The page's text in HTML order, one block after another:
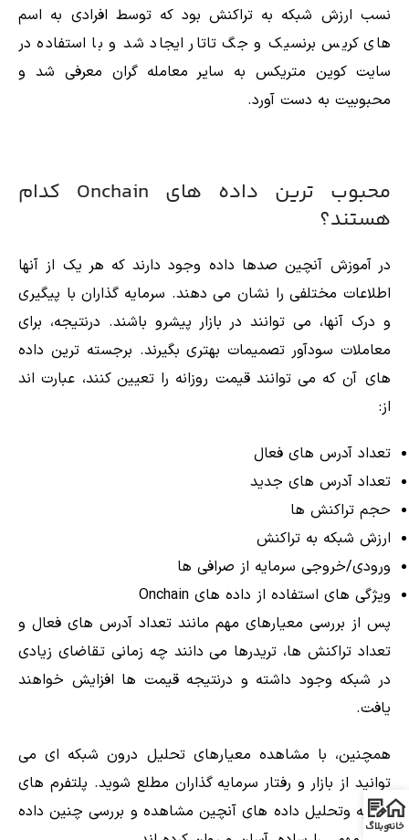
نسب ارزش شبکه به تراکنش بود که توسط افرادی به اسم
های کریس برنسیک و جگ تاتار ایجاد شد و با استفاده در
سایت کوین متریکس به سایر معامله گران معرفی شد و
محبوبیت به دست آورد.
محبوب ترین داده های Onchain کدام
هستند؟
در آموزش آنچین صدها داده وجود دارند که هر یک از آنها
اطلاعات مختلفی را نشان می دهند. سرمایه گذاران با پیگیری
و درک آنها، می توانند در بازار پیشرو باشند. درنتیجه، برای
معاملات سودآور تصمیمات بهتری بگیرند. برجسته ترین داده
های آن که می توانند قیمت روزانه را تعیین کنند، عبارت اند
از:
تعداد آدرس های فعال
تعداد آدرس های جدید
حجم تراکنش ها
ارزش شبکه به تراکنش
ورودی/خروجی سرمایه از صرافی ها
ویژگی های استفاده از داده های Onchain
پس از بررسی معیارهای مهم مانند تعداد آدرس های فعال و
تعداد تراکنش ها، تریدرها می دانند چه زمانی تقاضای زیادی
در شبکه وجود داشته و درنتیجه قیمت ها افزایش خواهند
یافت.
همچنین، با مشاهده معیارهای تحلیل درون شبکه ای می
توانید از بازار و رفتار سرمایه گذاران مطلع شوید. پلتفرم های
تجزیه وتحلیل داده های آنچین مشاهده و بررسی چنین داده
خانهوبلاگ